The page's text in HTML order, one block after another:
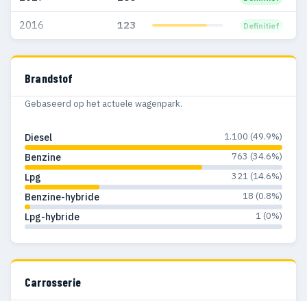
1999 3 3
1998 16 13
1996 11 5
1994 8 6
1993 2
1992 43 4
1990 36 14
2016 123 Definitief
Brandstof
Gebaseerd op het actuele wagenpark.
Diesel 1.100 (49.9%)
Benzine 763 (34.6%)
Lpg 321 (14.6%)
Benzine-hybride 18 (0.8%)
Lpg-hybride 1 (0%)
Carrosserie